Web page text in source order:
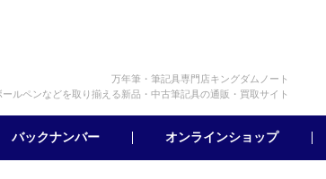
万年筆・筆記具専門店キングダムノート
ルペンなどを取り揃える新品・中古筆記具の通販・買取サイト
バックナンバー オンラインショップ